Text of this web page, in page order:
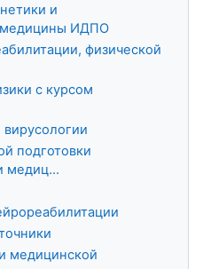
и
медицины ИДПО
физической
с курсом
подготовки
медиц...
медицинской